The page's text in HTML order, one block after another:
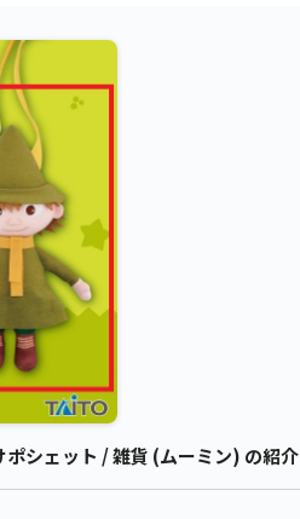
ポシェット / 雑貨 (ムーミン) の紹介